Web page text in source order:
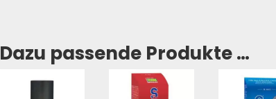
Dazu passende Produkte …